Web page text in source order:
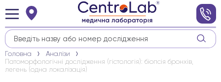
Головна
Аналізи
Патоморфологічні дослідження (гістологія): біопсія бронхів,
легень (одна локалізація)